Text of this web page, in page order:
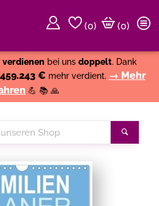
(0)
(0)
bei uns doppelt. Dank
459.243 € mehr verdient. → Mehr
💪 📚 🙏